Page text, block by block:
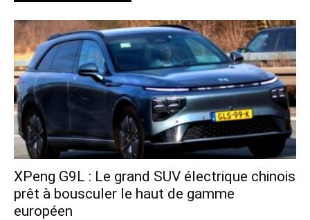
XPeng G9L : Le grand SUV électrique chinois
prêt à bousculer le haut de gamme
européen